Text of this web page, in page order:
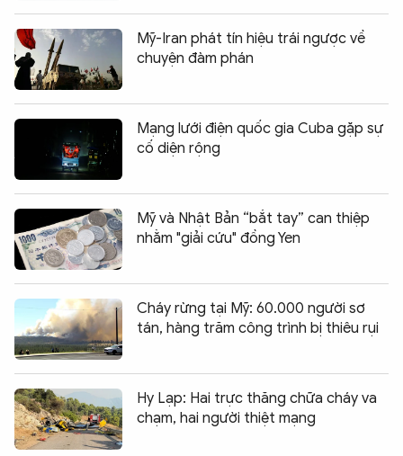
Mỹ-Iran phát tín hiệu trái ngược về
chuyện đàm phán
Mạng lưới điện quốc gia Cuba gặp sự
cố diện rộng
Mỹ và Nhật Bản “bắt tay” can thiệp
nhằm "giải cứu" đồng Yen
Cháy rừng tại Mỹ: 60.000 người sơ
tán, hàng trăm công trình bị thiêu rụi
Hy Lạp: Hai trực thăng chữa cháy va
chạm, hai người thiệt mạng